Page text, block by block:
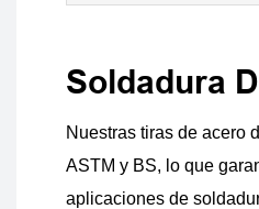
Soldadura
Nuestras tiras de acero
ASTM y BS, lo que
aplicaciones de